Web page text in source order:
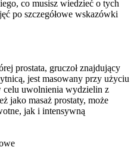
co musisz wiedzieć o tych
po szczegółowe wskazówki
prostata, gruczoł znajdujący
jest masowany przy użyciu
celu uwolnienia wydzielin z
jako masaż prostaty, może
jak i intensywną